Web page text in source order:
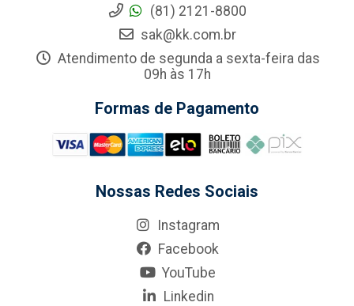
(81) 2121-8800
sak@kk.com.br
Atendimento de segunda a sexta-feira das
09h às 17h
Formas de Pagamento
Nossas Redes Sociais
Instagram
Facebook
YouTube
Linkedin